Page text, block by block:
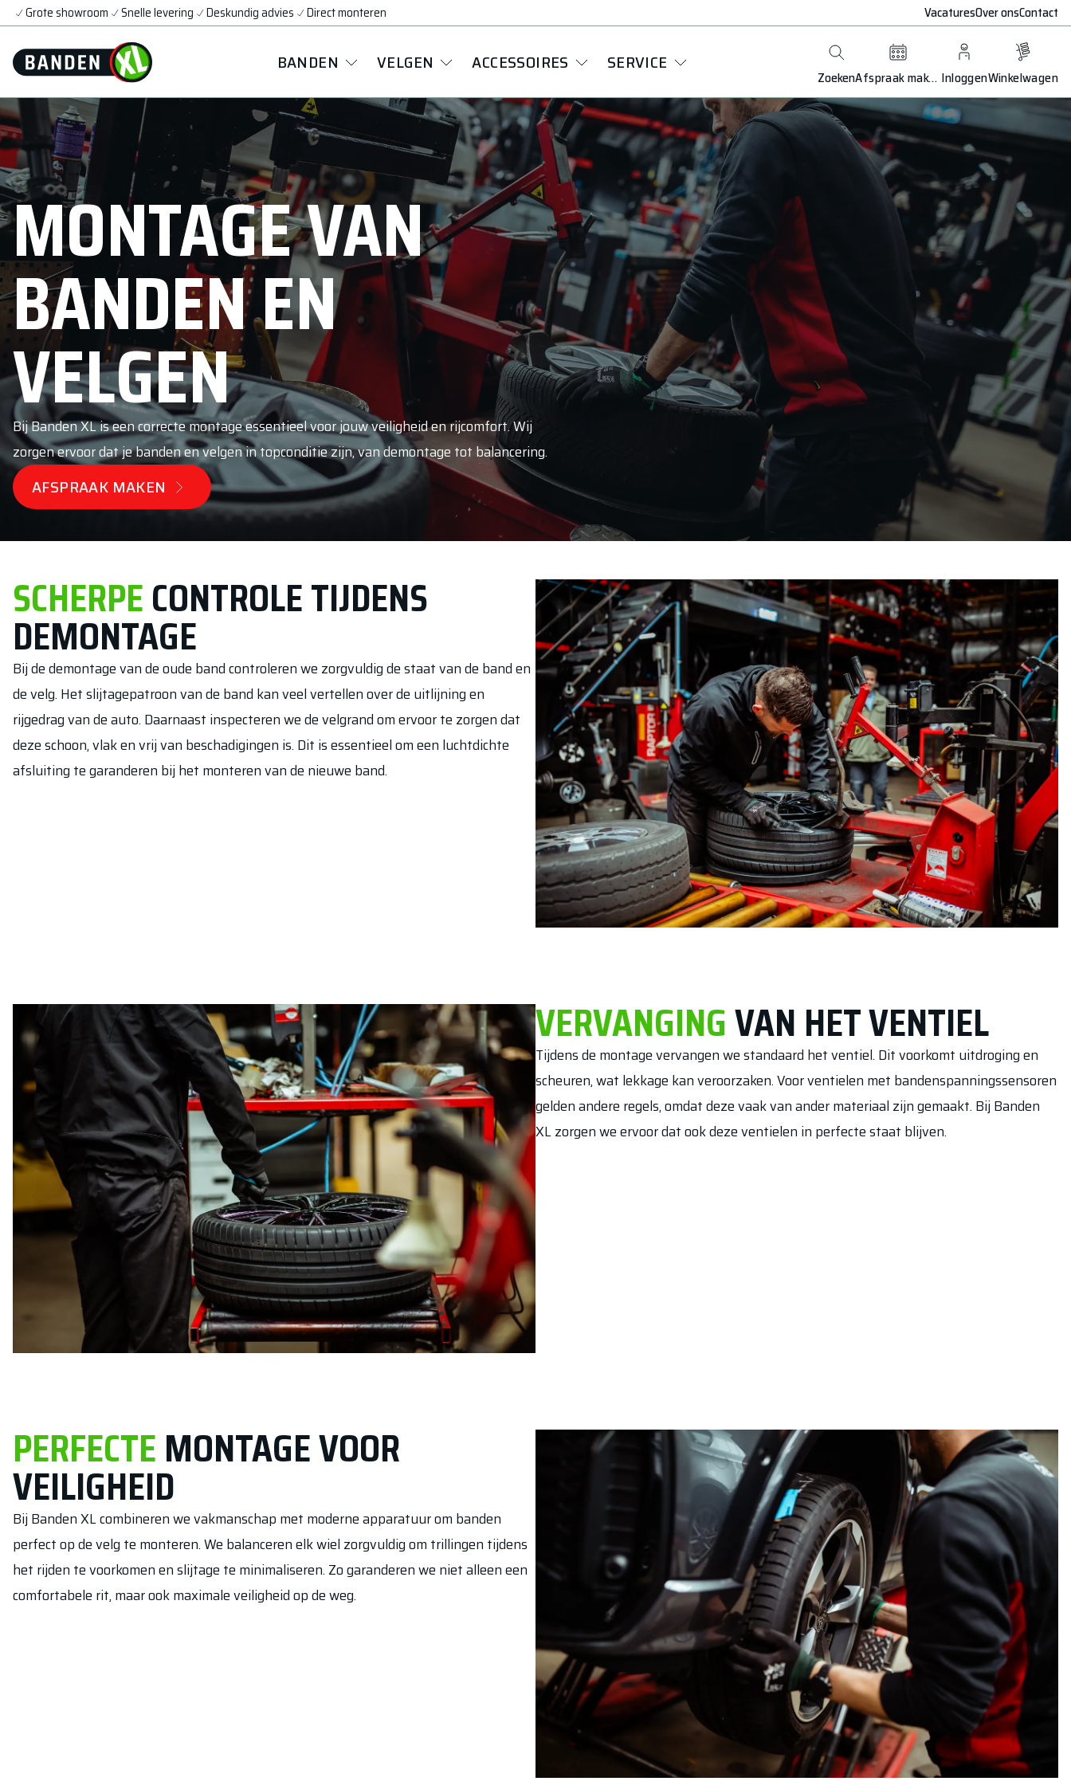
Grote showroom Snelle levering Deskundig advies Direct monteren VacaturesOver onsContact
BANDEN VELGEN ACCESSOIRES SERVICE
Zoeken Afspraak maken InloggenWinkelwagen
MONTAGE VAN
BANDEN EN
VELGEN
Bij Banden XL is een correcte montage essentieel voor jouw veiligheid en rijcomfort. Wij
zorgen ervoor dat je banden en velgen in topconditie zijn, van demontage tot balancering.
AFSPRAAK MAKEN
SCHERPECONTROLE TIJDENS
DEMONTAGE
Bij de demontage van de oude band controleren we zorgvuldig de staat van de band en
de velg. Het slijtagepatroon van de band kan veel vertellen over de uitlijning en
rijgedrag van de auto. Daarnaast inspecteren we de velgrand om ervoor te zorgen dat
deze schoon, vlak en vrij van beschadigingen is. Dit is essentieel om een luchtdichte
afsluiting te garanderen bij het monteren van de nieuwe band.
VERVANGINGVAN HET VENTIEL
Tijdens de montage vervangen we standaard het ventiel. Dit voorkomt uitdroging en
scheuren, wat lekkage kan veroorzaken. Voor ventielen met bandenspanningssensoren
gelden andere regels, omdat deze vaak van ander materiaal zijn gemaakt. Bij Banden
XL zorgen we ervoor dat ook deze ventielen in perfecte staat blijven.
PERFECTEMONTAGE VOOR
VEILIGHEID
Bij Banden XL combineren we vakmanschap met moderne apparatuur om banden
perfect op de velg te monteren. We balanceren elk wiel zorgvuldig om trillingen tijdens
het rijden te voorkomen en slijtage te minimaliseren. Zo garanderen we niet alleen een
comfortabele rit, maar ook maximale veiligheid op de weg.